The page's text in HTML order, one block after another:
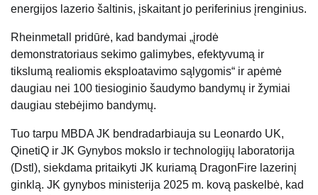
energijos lazerio šaltinis, įskaitant jo periferinius įrenginius.
Rheinmetall pridūrė, kad bandymai „įrodė
demonstratoriaus sekimo galimybes, efektyvumą ir
tikslumą realiomis eksploatavimo sąlygomis“ ir apėmė
daugiau nei 100 tiesioginio šaudymo bandymų ir žymiai
daugiau stebėjimo bandymų.
Tuo tarpu MBDA JK bendradarbiauja su Leonardo UK,
QinetiQ ir JK Gynybos mokslo ir technologijų laboratorija
(Dstl), siekdama pritaikyti JK kuriamą DragonFire lazerinį
ginklą. JK gynybos ministerija 2025 m. kovą paskelbė, kad